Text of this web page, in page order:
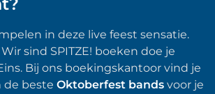
in deze live feest sensatie.
sind SPITZE! boeken doe je
Bij ons boekingskantoor vind je
de beste Oktoberfest bands voor je